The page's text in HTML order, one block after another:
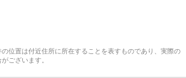
位置は付近住所に所在することを表すものであり、実際の
ございます。